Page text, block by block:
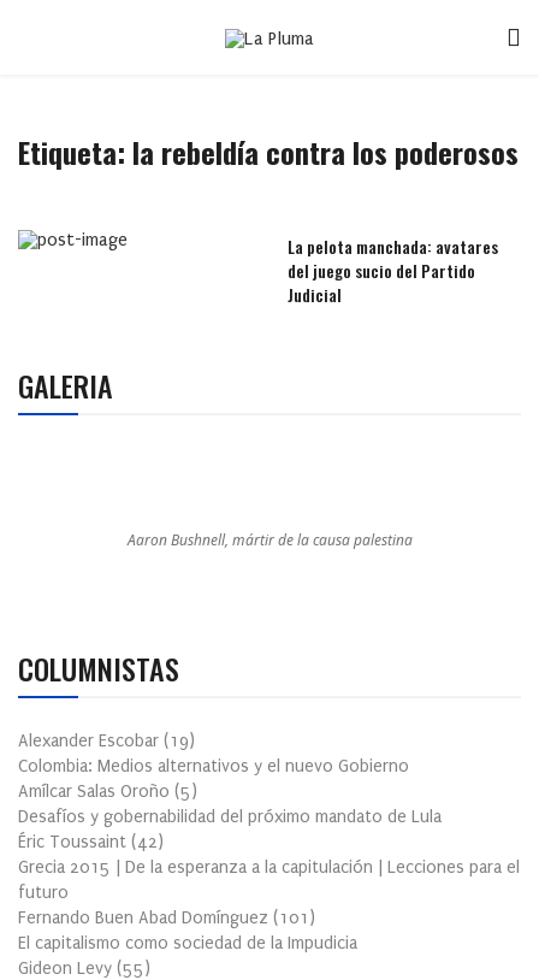
Etiqueta: la rebeldía contra los poderosos
La pelota manchada: avatares
del juego sucio del Partido
Judicial
GALERIA
Aaron Bushnell, mártir de la causa palestina
COLUMNISTAS
Alexander Escobar (19)
Colombia: Medios alternativos y el nuevo Gobierno
Amílcar Salas Oroño (5)
Desafíos y gobernabilidad del próximo mandato de Lula
Éric Toussaint (42)
Grecia 2015 | De la esperanza a la capitulación | Lecciones para el
futuro
Fernando Buen Abad Domínguez (101 )
El capitalismo como sociedad de la Impudicia
Gideon Levy (55)